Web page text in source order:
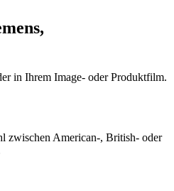
in Ihrem Image- oder Produktfilm.
zwischen American-, British- oder